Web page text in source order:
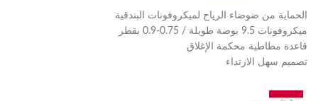
الحماية من ضوضاء الرياح لميكروفونات البندقية
ميكروفونات 9.5 بوصة طويلة / 0.75-0.9 بقطر
قاعدة مطاطية محكمة الإغلاق
تصميم سهل الارتداء